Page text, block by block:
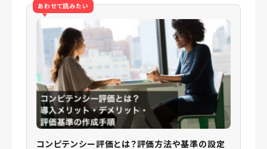
あわせて読みたい
コンピテンシー評価とは？評価方法や基準の設定